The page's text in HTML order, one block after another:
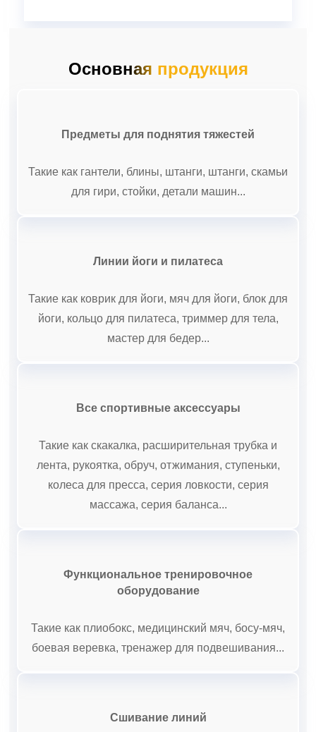
Основная продукция
Предметы для поднятия тяжестей
Такие как гантели, блины, штанги, штанги, скамьи
для гири, стойки, детали машин...
Линии йоги и пилатеса
Такие как коврик для йоги, мяч для йоги, блок для
йоги, кольцо для пилатеса, триммер для тела,
мастер для бедер...
Все спортивные аксессуары
Такие как скакалка, расширительная трубка и
лента, рукоятка, обруч, отжимания, ступеньки,
колеса для пресса, серия ловкости, серия
массажа, серия баланса...
Функциональное тренировочное
оборудование
Такие как плиобокс, медицинский мяч, босу-мяч,
боевая веревка, тренажер для подвешивания...
Сшивание линий